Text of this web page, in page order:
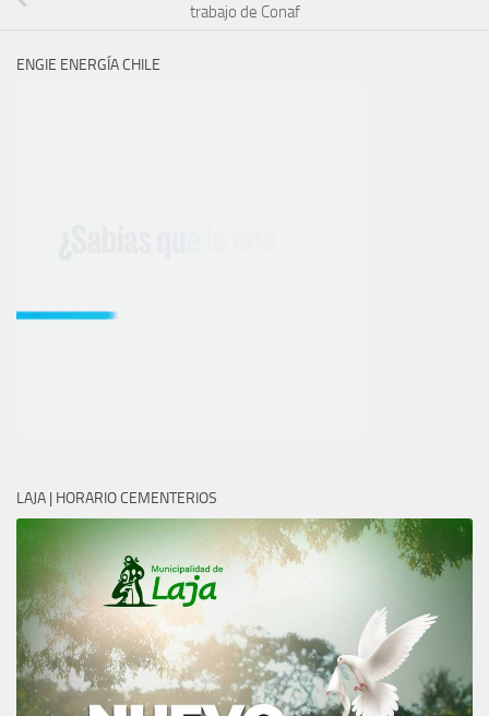
trabajo de Conaf
ENGIE ENERGÍA CHILE
LAJA | HORARIO CEMENTERIOS